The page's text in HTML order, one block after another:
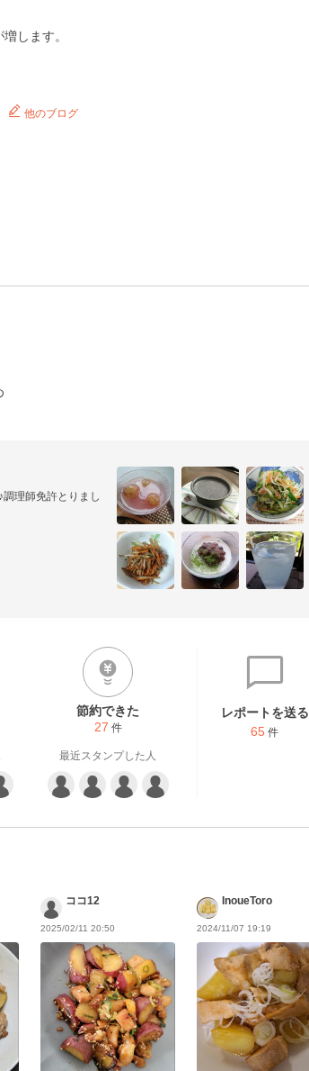
します。
他のブログ
理師免許とりまし
節約できた
27 件
最近スタンプした人
レポートを送る
65 件
ココ12
2025/02/11 20:50
InoueToro
2024/11/07 19:19